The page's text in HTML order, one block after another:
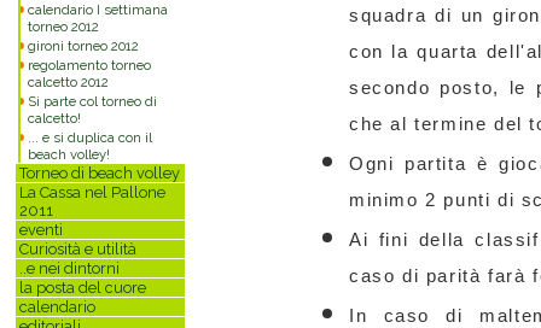
calendario I settimana
torneo 2012
gironi torneo 2012
regolamento torneo
calcetto 2012
Si parte col torneo di
calcetto!
... e si duplica con il
beach volley!
Torneo di beach volley
La Cassa nel Pallone
2011
eventi
Curiosità e utilità
..e nei dintorni
la posta del cuore
calendario
squadra di un
con la quarta
secondo posto, le
che al termine del
Ogni partita è
minimo 2 punti di
Ai fini della
caso di parità farà
In caso di